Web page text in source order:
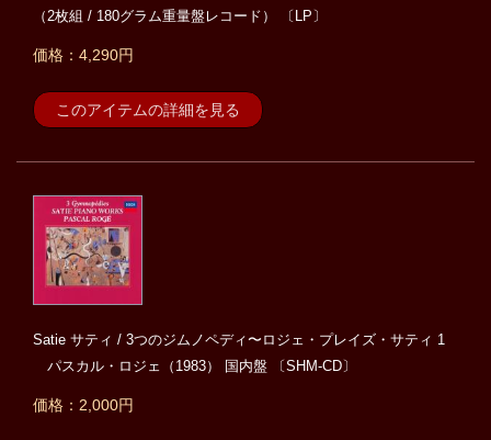
（2枚組 / 180グラム重量盤レコード） 〔LP〕
価格：4,290円
このアイテムの詳細を見る
Satie サティ / 3つのジムノペディ〜ロジェ・プレイズ・サティ 1
パスカル・ロジェ（1983） 国内盤 〔SHM-CD〕
価格：2,000円